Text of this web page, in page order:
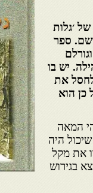
׳גלות
ספר
יש בו
את
כן הוא
המאה
היה
את מקל
בגירוש